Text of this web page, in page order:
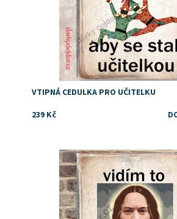
VTIPNÁ CEDULKA PRO UČITELKU
239 Kč
Dostupnost: Skladem